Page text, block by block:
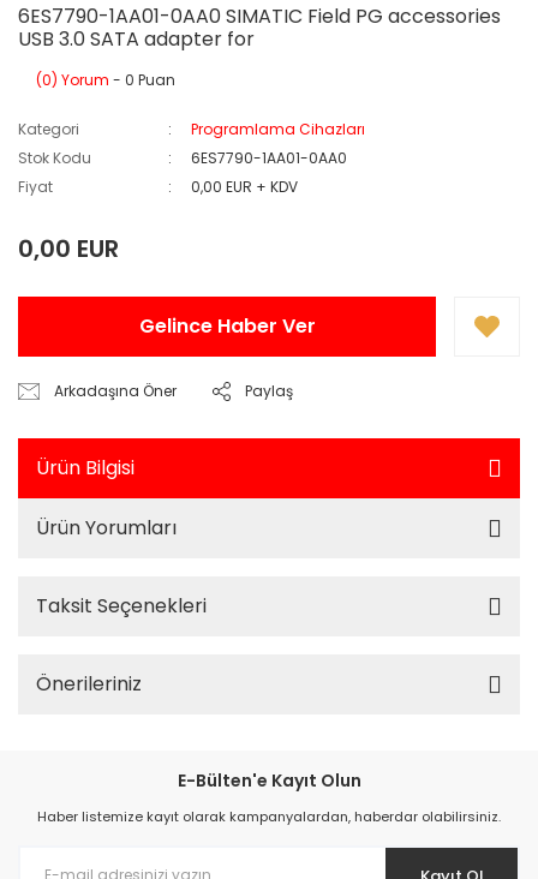
6ES7790-1AA01-0AA0 SIMATIC Field PG accessories
USB 3.0 SATA adapter for
(0) Yorum - 0 Puan
Kategori
Programlama Cihazları
Stok Kodu
6ES7790-1AA01-0AA0
Fiyat
0,00 EUR + KDV
0,00 EUR
Gelince Haber Ver
Arkadaşına Öner Paylaş
Ürün Bilgisi
Ürün Yorumları
Taksit Seçenekleri
Önerileriniz
E-Bülten'e Kayıt Olun
Haber listemize kayıt olarak kampanyalardan, haberdar olabilirsiniz.